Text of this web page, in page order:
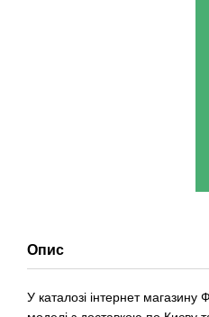
Опис
У каталозі інтернет магазину